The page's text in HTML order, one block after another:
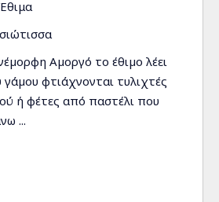
Αµοργό το έθιµο λέει
φτιάχνονται τυλιχτές
ή φέτες από παστέλι που
...